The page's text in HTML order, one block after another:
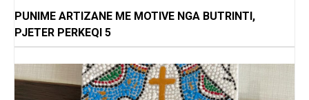
PUNIME ARTIZANE ME MOTIVE NGA BUTRINTI,
PJETER PERKEQI 5